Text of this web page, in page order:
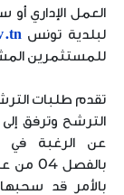
العمل الإداري
لبلدية تونس
للمستثمرين
تقدم طلبات
الترشح وترفق إلى
عن الرغبة في
بالأمر قد سحبها